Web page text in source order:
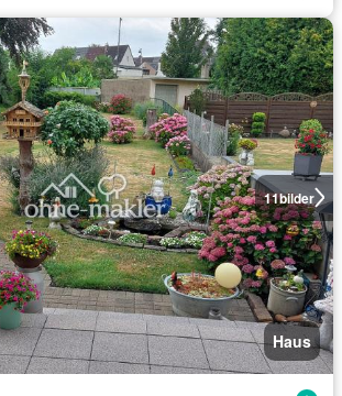
11bilder
Haus